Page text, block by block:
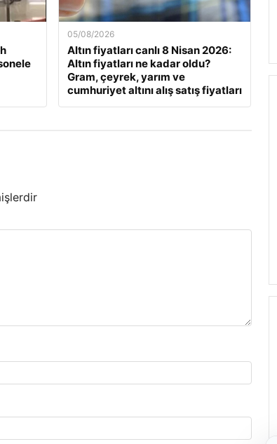
05/08/2026
Altın fiyatları canlı 8 Nisan 2026:
Altın fiyatları ne kadar oldu?
Gram, çeyrek, yarım ve
cumhuriyet altını alış satış fiyatları